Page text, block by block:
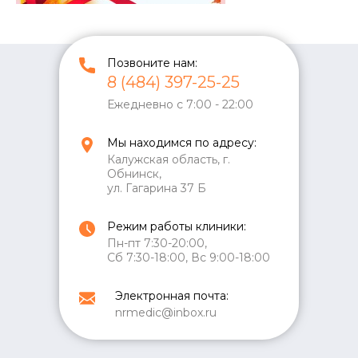
Позвоните нам:
8 (484) 397-25-25
Ежедневно с 7:00 - 22:00
Мы находимся по адресу:
Калужская область, г.
Обнинск,
ул. Гагарина 37 Б
Режим работы клиники:
Пн-пт 7:30-20:00,
Сб 7:30-18:00, Вс 9:00-18:00
Электронная почта:
nrmedic@inbox.ru